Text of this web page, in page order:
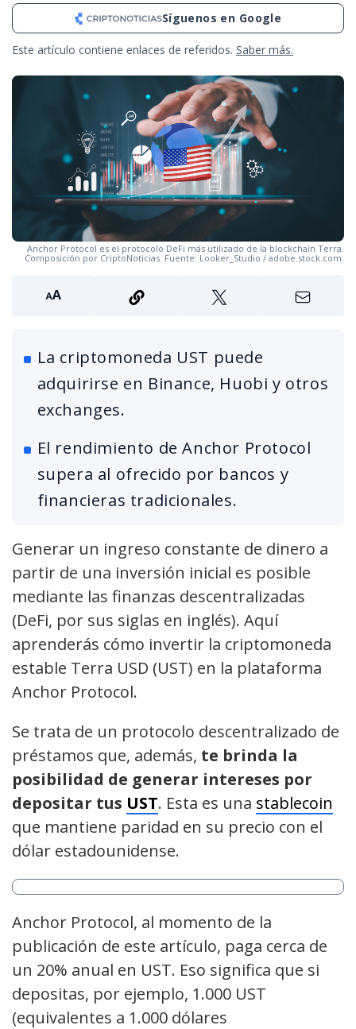
Síguenos en Google
Este artículo contiene enlaces de referidos. Saber más.
Anchor Protocol es el protocolo DeFi más utilizado de la blockchain Terra.
Composición por CriptoNoticias. Fuente: Looker_Studio / adobe.stock.com.
La criptomoneda UST puede
adquirirse en Binance, Huobi y otros
exchanges.
El rendimiento de Anchor Protocol
supera al ofrecido por bancos y
financieras tradicionales.
Generar un ingreso constante de dinero a
partir de una inversión inicial es posible
mediante las finanzas descentralizadas
(DeFi, por sus siglas en inglés). Aquí
aprenderás cómo invertir la criptomoneda
estable Terra USD (UST) en la plataforma
Anchor Protocol.
Se trata de un protocolo descentralizado de
préstamos que, además, te brinda la
posibilidad de generar intereses por
depositar tus UST. Esta es una stablecoin
que mantiene paridad en su precio con el
dólar estadounidense.
Anchor Protocol, al momento de la
publicación de este artículo, paga cerca de
un 20% anual en UST. Eso significa que si
depositas, por ejemplo, 1.000 UST
(equivalentes a 1.000 dólares